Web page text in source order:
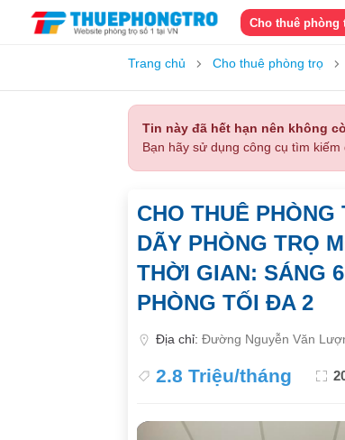
Cho thuê phòng
Trang chủ Cho thuê phòng trọ
Tin này đã hết hạn nên không
Bạn hãy sử dụng công cụ tìm
CHO THUÊ
DÃY PHÒNG TRỌ
THỜI GIAN: SÁNG
PHÒNG TỐI ĐA 2
Địa chỉ: Đường Nguyễn Văn
2.8 Triệu/tháng